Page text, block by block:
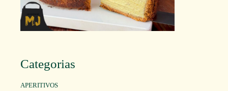
Categorias
APERITIVOS